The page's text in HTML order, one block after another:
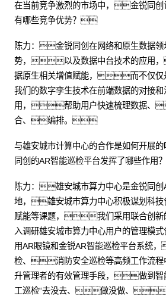
在当前竞争激烈的市场中，金锐同创
有哪些竞争优势？
陈力：金锐同创在网络和原生数据领
势，以及数据中台技术的应用
据原生相关增值赋能，而不仅
我们的数字孪生技术在前端数据的对接
用，帮助用户快速梳理数据
合、编排。
与雄安城市计算中心的合作是如何开
同创的AR智能巡检平台发挥了哪些作
陈力：雄安城市算力中心是金锐同创
地，雄安城市算力中心积极谋划科
赋能等课题，我们采用联合创
入调研雄安城市算力中心用户的管理
用AR眼镜和金锐AR智能巡检平台系统
检、消防安全巡检等高频工作流
升管理者的有效管理手段，做到
工巡检“去没去、做没做、